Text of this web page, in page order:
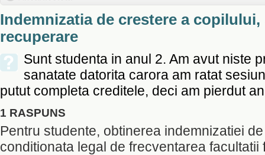
Indemnizatia de crestere a
recuperare
Sunt studenta in anul 2. Am avut niste
sanatate datorita carora am ratat
putut completa creditele, deci am pierdut
1 RASPUNS
Pentru studente, obtinerea indemnizatiei
conditionata legal de frecventarea facultatii